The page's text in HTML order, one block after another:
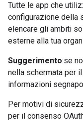
Tutte le app che
configurazione della
elencare gli ambiti
esterne alla tua
Suggerimento:se
nella schermata per
informazioni
Per motivi di
per il consenso